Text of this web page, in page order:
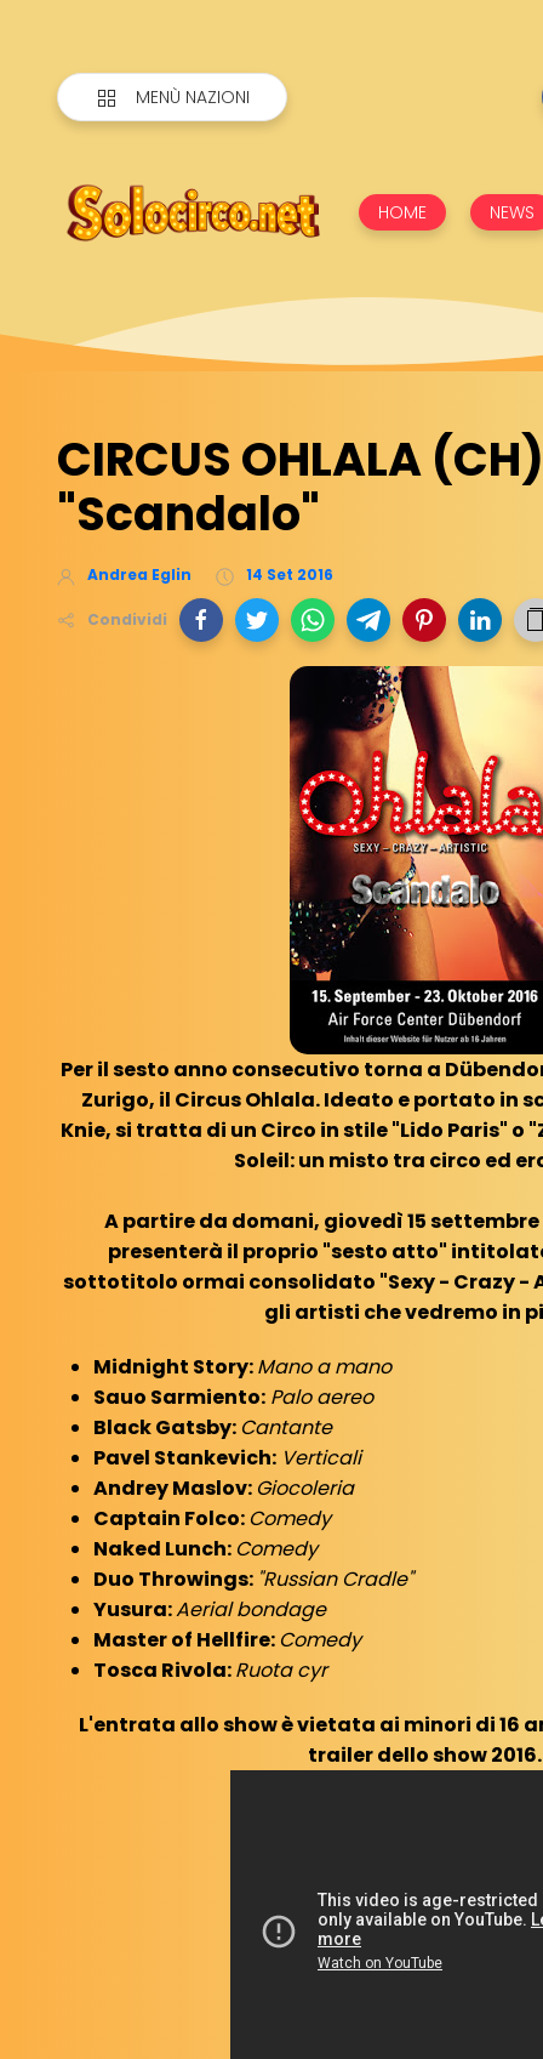
MENÙ NAZIONI
HOME NEWS
CIRCUS OHLALA
"Scandalo"
Andrea Eglin 14 Set 2016
Condividi
Per il sesto anno consecutivo torna a
Zurigo, il Circus Ohlala. Ideato e portato in
Knie, si tratta di un Circo in stile "Lido Paris" o
Soleil: un misto tra circo ed
A partire da domani, giovedì 15 settembre
presenterà il proprio "sesto atto"
sottotitolo ormai consolidato "Sexy - Crazy -
gli artisti che vedremo in
Midnight Story:Mano a mano
Sauo Sarmiento: Palo aereo
Black Gatsby: Cantante
Pavel Stankevich: Verticali
Andrey Maslov: Giocoleria
Captain Folco: Comedy
Naked Lunch: Comedy
Duo Throwings: "Russian Cradle"
Yusura:Aerial bondage
Master of Hellfire: Comedy
Tosca Rivola:Ruota cyr
L'entrata allo show è vietata ai minori di 16
trailer dello show 2016.